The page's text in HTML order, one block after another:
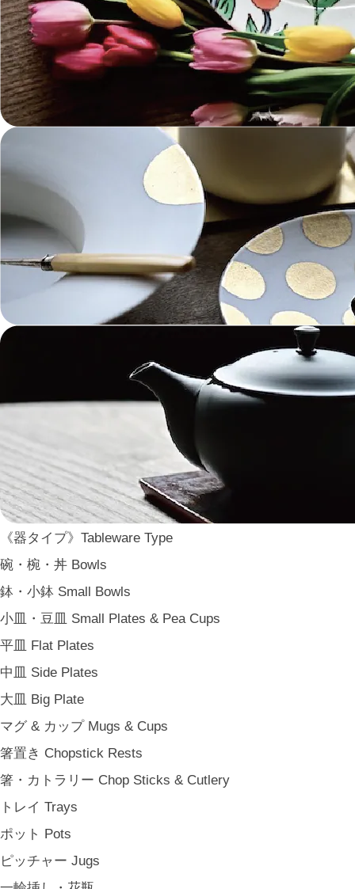
《器タイプ》Tableware Type
碗・椀・丼 Bowls
鉢・小鉢 Small Bowls
小皿・豆皿 Small Plates & Pea Cups
平皿 Flat Plates
中皿 Side Plates
大皿 Big Plate
マグ & カップ Mugs & Cups
箸置き Chopstick Rests
箸・カトラリー Chop Sticks & Cutlery
トレイ Trays
ポット Pots
ピッチャー Jugs
陶芸 Ceramics
漆器 Lacquerware
木工 Woodwork
金工 Metalwork
鋳物 Cast Metal
香 Insence
その他工芸 e.t.c
《ブランド》Brands
東屋 Azmaya
二上 FUTAGAMI
畑漆器 HATA SHIKKI
織田幸銅器 Odako Douki
ARAS
WDH
WASARA
一果ニ花 icca nicca
そのほか e.t.c
《食卓》Dining
パーティー Party
《台所》Kitchen
《雑貨》Living goods